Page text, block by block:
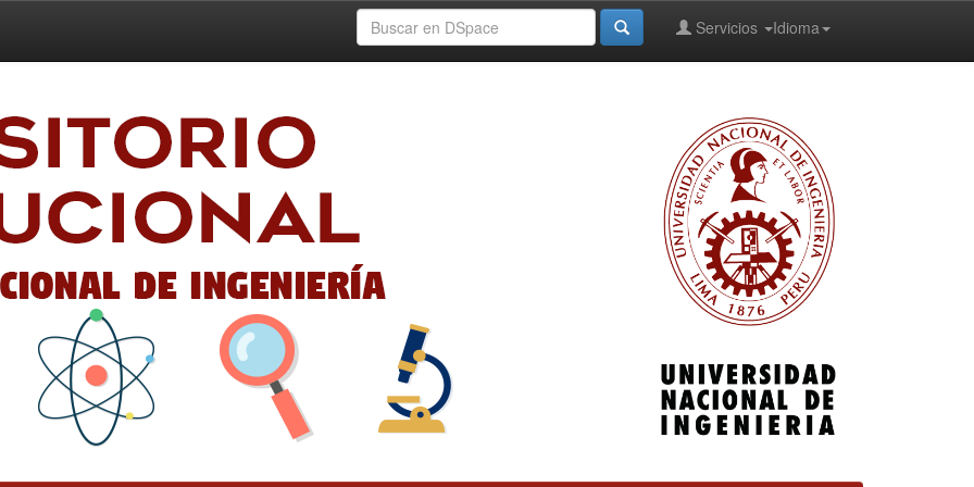
Idioma
Servicios